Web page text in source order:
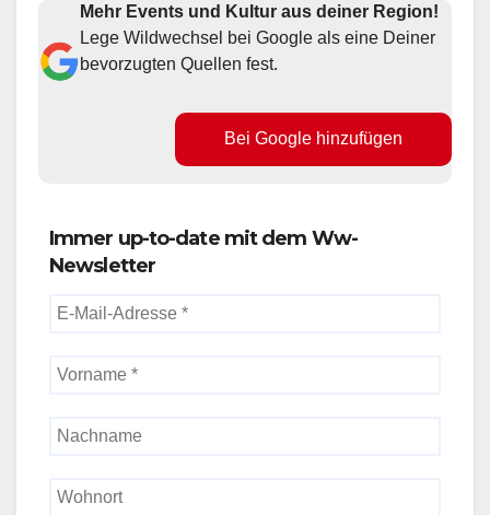
Mehr Events und Kultur aus deiner Region!
Lege Wildwechsel bei Google als eine Deiner
bevorzugten Quellen fest.
Bei Google hinzufügen
Immer up-to-date mit dem Ww-
Newsletter